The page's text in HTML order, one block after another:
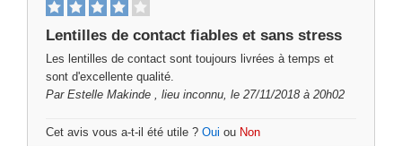
Lentilles de contact fiables et sans stress
Les lentilles de contact sont toujours livrées à temps et
sont d'excellente qualité.
Par Estelle Makinde , lieu inconnu, le 27/11/2018 à 20h02
Cet avis vous a-t-il été utile ? Oui ou Non